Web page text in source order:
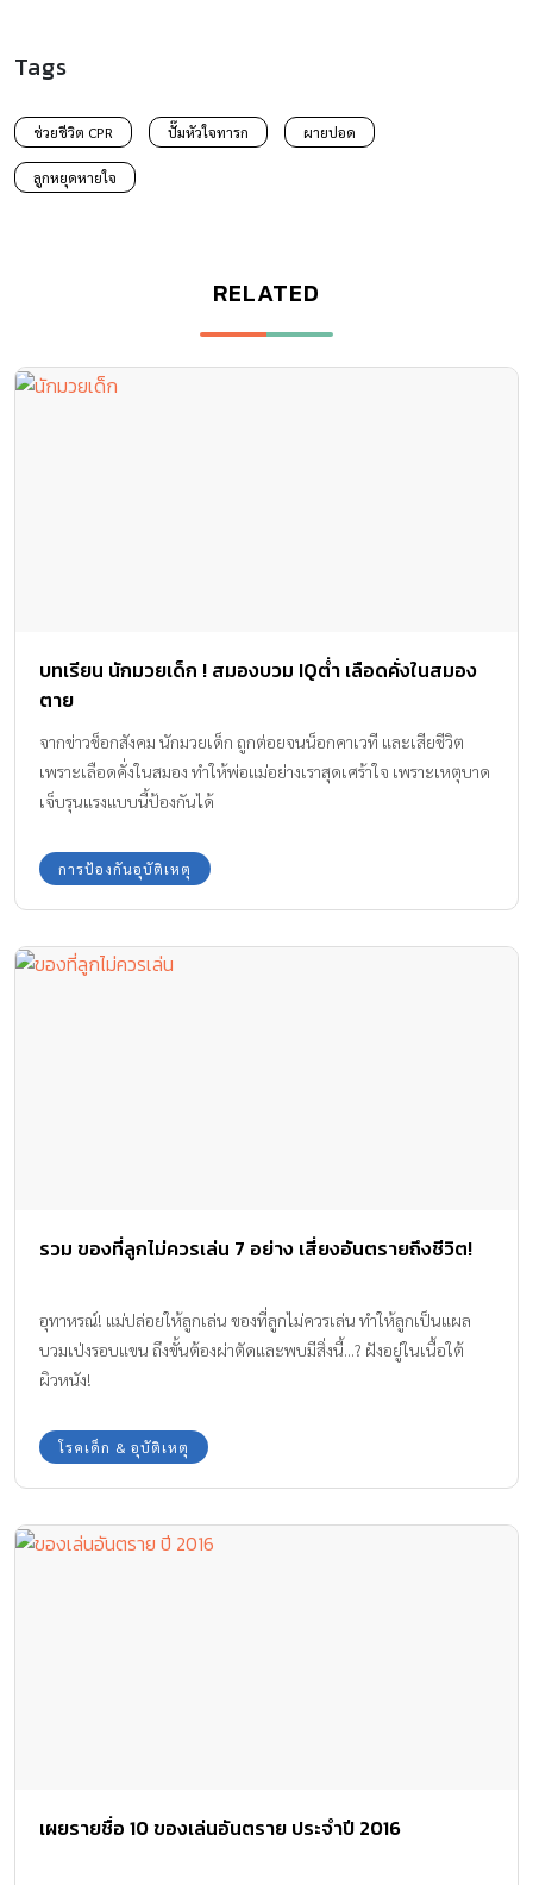
Tags
ช่วยชีวิต CPR ปั๊มหัวใจทารก ผายปอด
ลูกหยุดหายใจ
RELATED
บทเรียน นักมวยเด็ก ! สมองบวม IQต่ำ เลือดคั่งในสมอง
ตาย
จากข่าวช็อกสังคม นักมวยเด็ก ถูกต่อยจนน็อกคาเวที และเสียชีวิต
เพราะเลือดคั่งในสมอง ทำให้พ่อแม่อย่างเราสุดเศร้าใจ เพราะเหตุบาด
เจ็บรุนแรงแบบนี้ป้องกันได้
การป้องกันอุบัติเหตุ
รวม ของที่ลูกไม่ควรเล่น 7 อย่าง เสี่ยงอันตรายถึงชีวิต!
อุทาหรณ์! แม่ปล่อยให้ลูกเล่น ของที่ลูกไม่ควรเล่น ทำให้ลูกเป็นแผล
บวมเป่งรอบแขน ถึงขั้นต้องผ่าตัดและพบมีสิ่งนี้...? ฝังอยู่ในเนื้อใต้
ผิวหนัง!
โรคเด็ก & อุบัติเหตุ
เผยรายชื่อ 10 ของเล่นอันตราย ประจำปี 2016